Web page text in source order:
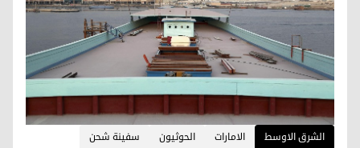
الشرق الاوسط الامارات الحوثيون سفينة شحن